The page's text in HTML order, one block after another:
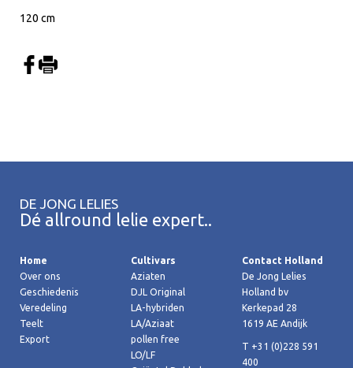
120 cm
DE JONG LELIES
Dé allround lelie expert..
Home
Over ons
Geschiedenis
Veredeling
Teelt
Export
Cultivars
Aziaten
DJL Original
LA-hybriden
LA/Aziaat
pollen free
LO/LF
Contact Holland
De Jong Lelies
Holland bv
Kerkepad 28
1619 AE Andijk
T +31 (0)228 591
400